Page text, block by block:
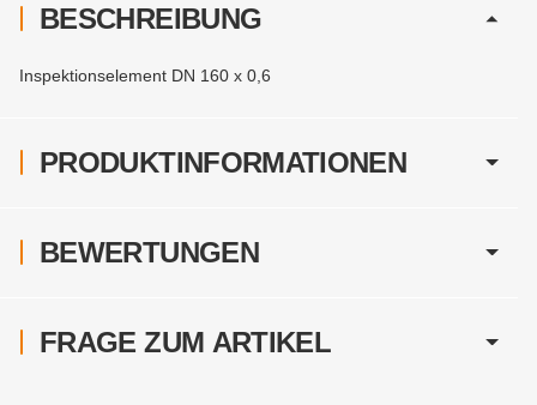
PRODUKTINFORMATIONEN
BESCHREIBUNG
Inspektionselement DN 160 x 0,6
BEWERTUNGEN
FRAGE ZUM ARTIKEL